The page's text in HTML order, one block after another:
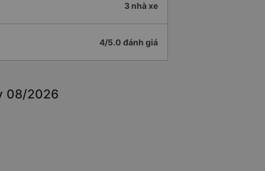
3 nhà xe
4/5.0 đánh giá
08/2026